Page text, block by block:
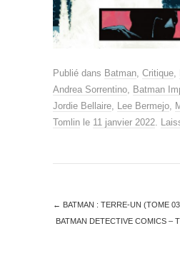
Publié dans Batman, Critique,
Andrea Sorrentino, Batman
Jordie Bellaire, Lee Bermejo,
Tomlin le 11 janvier 2022.
← BATMAN : TERRE-UN (TOME
BATMAN DETECTIVE COMICS –